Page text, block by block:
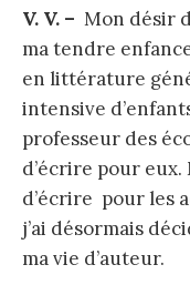
V. V. – Mon désir
ma tendre
en littérature
intensive
professeur des
d’écrire pour
d’écrire pour les
j’ai désormais
ma vie d’auteur.